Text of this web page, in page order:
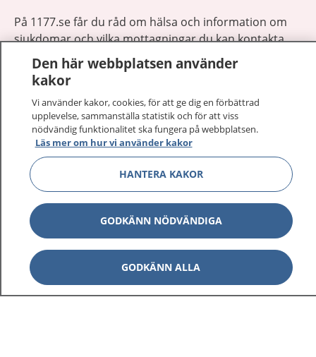
På 1177.se får du råd om hälsa och information om
sjukdomar och vilka mottagningar du kan kontakta.
Logga in för att läsa din journal och göra dina
vårdärenden. Ring telefonnummer 1177 för
sjukvårdsrådgivning dygnet runt.
1177 ger dig råd när du vill må bättre.
1177 på flera språk Visa
Om 1177 Visa
Kontakt Visa
Den här webbplatsen använder
kakor
Vi använder kakor, cookies, för att ge dig en förbättrad
upplevelse, sammanställa statistik och för att viss
nödvändig funktionalitet ska fungera på webbplatsen.
Läs mer om hur vi använder kakor
HANTERA KAKOR
GODKÄNN NÖDVÄNDIGA
GODKÄNN ALLA